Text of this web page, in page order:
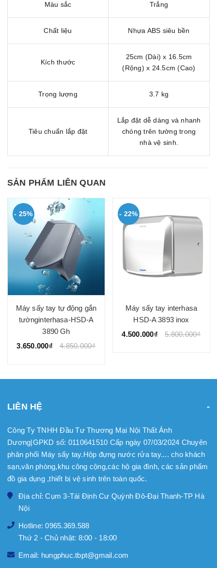
Màu sắc Trắng
Chất liệu Nhựa ABS siêu bền
Kích thước
25cm (Dài) x 16.5cm
(Rộng) x 24.5cm (Cao)
Trọng lượng 3.7 kg
Tiêu chuẩn lắp đặt
Lắp đặt dễ dàng và nhanh
chóng trên tường trong
nhà vệ sinh.
SẢN PHẨM LIÊN QUAN
- 25%
Máy sấy tay tự động gắn
tườnginterhasa-HSD-A
3890 Gh
3.650.000₫
4.850.000₫
- 22%
Máy sấy tay interhasa
HSD-A 3893 inox
4.500.000₫
5.800.000₫
LIÊN HỆ
Công Ty TNHH Đầu Tư Thương Mại Nội Thất Ánh
Dương|GPKD số: 0110641510 Cấp ngày 07/03/2024 Chuyên
phân phối Máy sấy tay.Hộp đựng nước rửa tay.... cho khách
sạn,văn phòng,khu công cộng,các hộ gia đình, các sản phẩm
đồ gia dụng ,thiết bị vệ sinh trên toàn quốc.
Địa chỉ: Cụm 3-Tái Định Cư Quỳnh Đô-Đại Thanh-TP Hà
Nội
Hotline: 0965.369.588
Thứ 2 - Chủ nhật: 8:00 - 18:00
Email: hungphuc.tbpt@gmail.com